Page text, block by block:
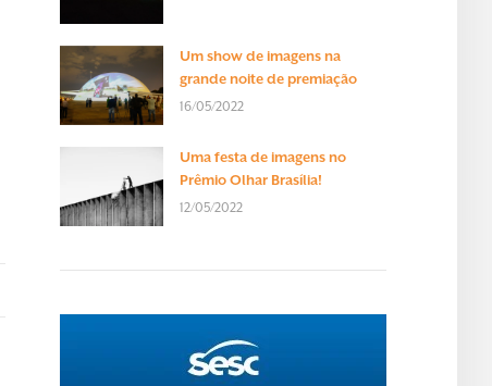
Um show de imagens na
grande noite de premiação
16/05/2022
Uma festa de imagens no
Prêmio Olhar Brasília!
12/05/2022